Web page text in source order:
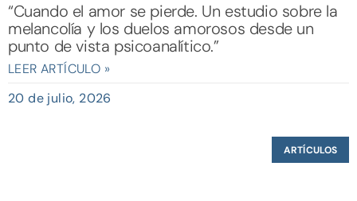
“Cuando el amor se pierde. Un estudio sobre la
melancolía y los duelos amorosos desde un
punto de vista psicoanalítico.”
LEER ARTÍCULO »
20 de julio, 2026
ARTÍCULOS